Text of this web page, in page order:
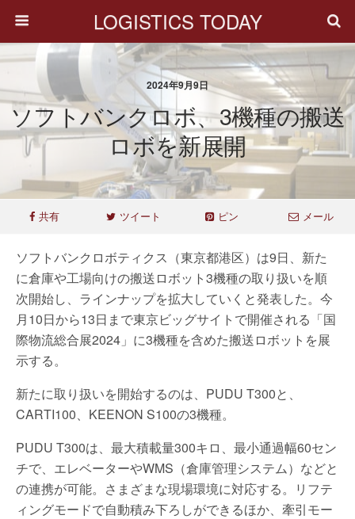
LOGISTICS TODAY
2024年9月9日
ソフトバンクロボ、3機種の搬送
ロボを新展開
共有 ツイート ピン メール
ソフトバンクロボティクス（東京都港区）は9日、新た
に倉庫や工場向けの搬送ロボット3機種の取り扱いを順
次開始し、ラインナップを拡大していくと発表した。今
月10日から13日まで東京ビッグサイトで開催される「国
際物流総合展2024」に3機種を含めた搬送ロボットを展
示する。
新たに取り扱いを開始するのは、PUDU T300と、
CARTI100、KEENON S100の3機種。
PUDU T300は、最大積載量300キロ、最小通過幅60セン
チで、エレベーターやWMS（倉庫管理システム）などと
の連携が可能。さまざまな現場環境に対応する。リフテ
ィングモードで自動積み下ろしができるほか、牽引モー